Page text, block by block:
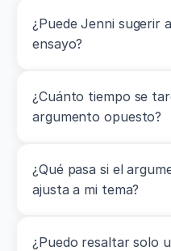
¿Puede Jenni sugerir
ensayo?
¿Cuánto tiempo se
argumento opuesto?
¿Qué pasa si el
ajusta a mi tema?
¿Puedo resaltar solo